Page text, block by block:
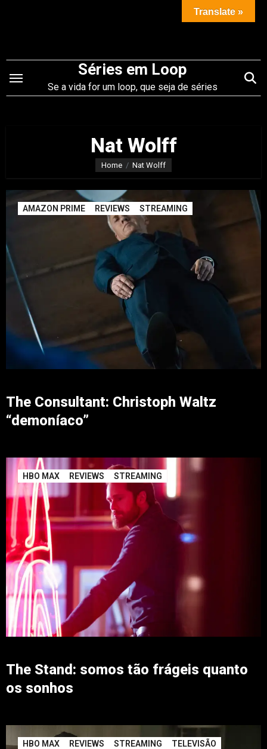
conteúdo
Séries em Loop
Se a vida for um loop, que seja de séries
Nat Wolff
Home Nat Wolff
AMAZON PRIME REVIEWS STREAMING
The Consultant: Christoph Waltz
“demoníaco”
HBO MAX REVIEWS STREAMING
The Stand: somos tão frágeis quanto
os sonhos
HBO MAX REVIEWS STREAMING
TELEVISÃO
Translate »